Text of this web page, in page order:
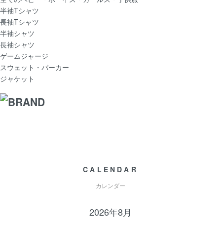
半袖Tシャツ
長袖Tシャツ
半袖シャツ
長袖シャツ
ゲームジャージ
スウェット・パーカー
ジャケット
CALENDAR
カレンダー
2026年8月